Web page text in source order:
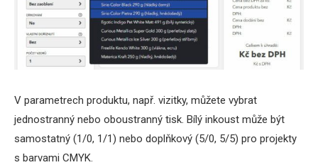
V parametrech produktu, např. vizitky, můžete vybrat
jednostranný nebo oboustranný tisk. Bílý inkoust může být
samostatný (1/0, 1/1) nebo doplňkový (5/0, 5/5) pro projekty
s barvami CMYK.